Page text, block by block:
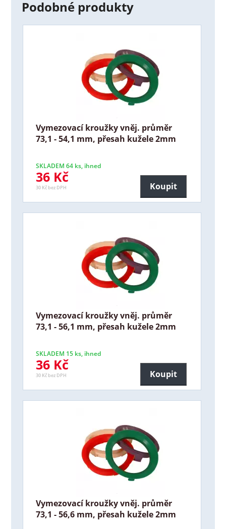
Podobné produkty
Vymezovací kroužky vněj. průměr
73,1 - 54,1 mm, přesah kužele 2mm
SKLADEM 64 ks, ihned
36 Kč
30 Kč bez DPH Koupit
Vymezovací kroužky vněj. průměr
73,1 - 56,1 mm, přesah kužele 2mm
SKLADEM 15 ks, ihned
36 Kč
30 Kč bez DPH Koupit
Vymezovací kroužky vněj. průměr
73,1 - 56,6 mm, přesah kužele 2mm